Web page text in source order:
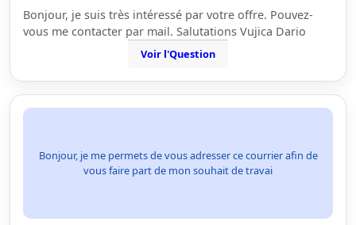
Bonjour, je suis très intéressé par votre offre. Pouvez-
vous me contacter par mail. Salutations Vujica Dario
Voir l'Question
Bonjour, je me permets de vous adresser ce courrier afin de
vous faire part de mon souhait de travai